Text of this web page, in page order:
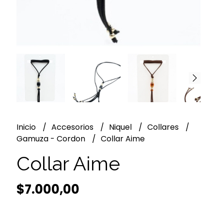
Inicio Accesorios Niquel
Collares
Gamuza - Cordon
Collar Aime
Collar Aime
$7.000,00